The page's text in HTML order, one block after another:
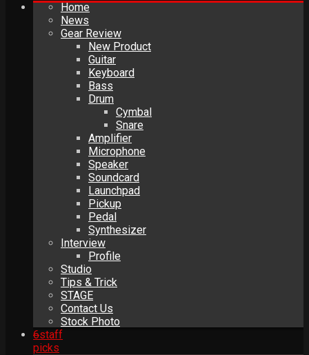
Home
News
Gear Review
New Product
Guitar
Keyboard
Bass
Drum
Cymbal
Snare
Amplifier
Microphone
Speaker
Soundcard
Launchpad
Pickup
Pedal
Synthesizer
Interview
Profile
Studio
Tips & Trick
STAGE
Contact Us
Stock Photo
6staff
picks